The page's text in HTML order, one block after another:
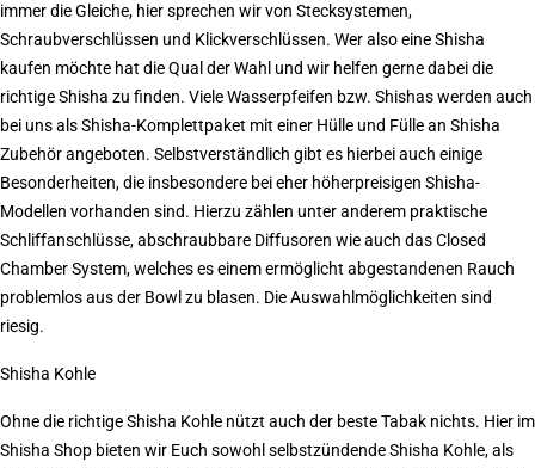
immer die Gleiche, hier sprechen wir von Stecksystemen,
Schraubverschlüssen und Klickverschlüssen. Wer also eine Shisha
kaufen möchte hat die Qual der Wahl und wir helfen gerne dabei die
richtige Shisha zu finden. Viele Wasserpfeifen bzw. Shishas werden auch
bei uns als Shisha-Komplettpaket mit einer Hülle und Fülle an Shisha
Zubehör angeboten. Selbstverständlich gibt es hierbei auch einige
Besonderheiten, die insbesondere bei eher höherpreisigen Shisha-
Modellen vorhanden sind. Hierzu zählen unter anderem praktische
Schliffanschlüsse, abschraubbare Diffusoren wie auch das Closed
Chamber System, welches es einem ermöglicht abgestandenen Rauch
problemlos aus der Bowl zu blasen. Die Auswahlmöglichkeiten sind
riesig.
Shisha Kohle
Ohne die richtige Shisha Kohle nützt auch der beste Tabak nichts. Hier im
Shisha Shop bieten wir Euch sowohl selbstzündende Shisha Kohle, als